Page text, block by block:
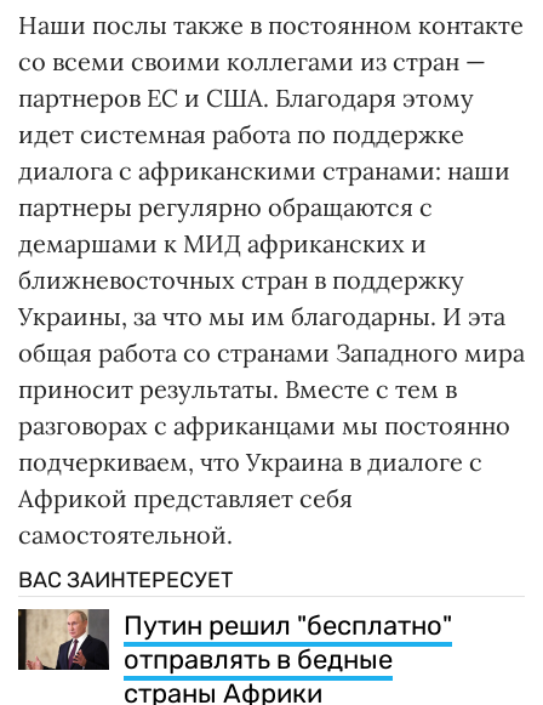
Наши послы также в постоянном контакте
со всеми своими коллегами из стран —
партнеров ЕС и США. Благодаря этому
идет системная работа по поддержке
диалога с африканскими странами: наши
партнеры регулярно обращаются с
демаршами к МИД африканских и
ближневосточных стран в поддержку
Украины, за что мы им благодарны. И эта
общая работа со странами Западного мира
приносит результаты. Вместе с тем в
разговорах с африканцами мы постоянно
подчеркиваем, что Украина в диалоге с
Африкой представляет себя
самостоятельной.
ВАС ЗАИНТЕРЕСУЕТ
Путин решил "бесплатно"
отправлять в бедные
страны Африки